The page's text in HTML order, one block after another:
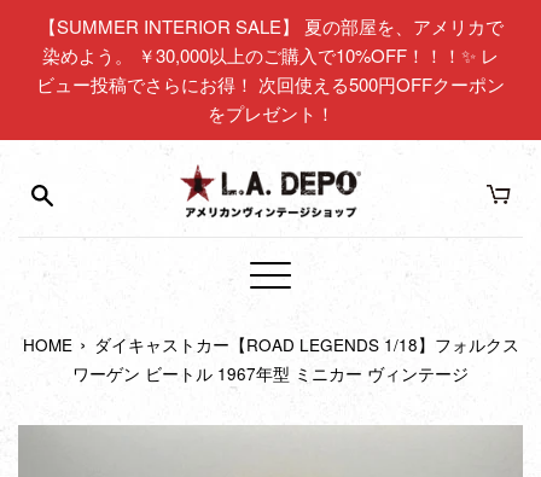
【SUMMER INTERIOR SALE】 夏の部屋を、アメリカで
染めよう。 ￥30,000以上のご購入で10%OFF！！！✨ レ
ビュー投稿でさらにお得！ 次回使える500円OFFクーポン
をプレゼント！
メ
ュ
ー
HOME › ダイキャストカー【ROAD LEGENDS 1/18】フォルクス
ワーゲン ビートル 1967年型 ミニカー ヴィンテージ